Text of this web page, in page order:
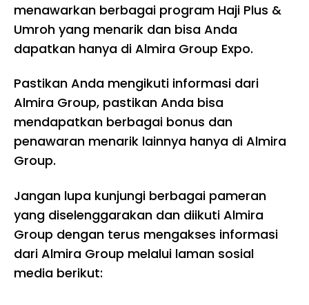
menawarkan berbagai program Haji Plus &
Umroh yang menarik dan bisa Anda
dapatkan hanya di Almira Group Expo.
Pastikan Anda mengikuti informasi dari
Almira Group, pastikan Anda bisa
mendapatkan berbagai bonus dan
penawaran menarik lainnya hanya di Almira
Group.
Jangan lupa kunjungi berbagai pameran
yang diselenggarakan dan diikuti Almira
Group dengan terus mengakses informasi
dari Almira Group melalui laman sosial
media berikut: